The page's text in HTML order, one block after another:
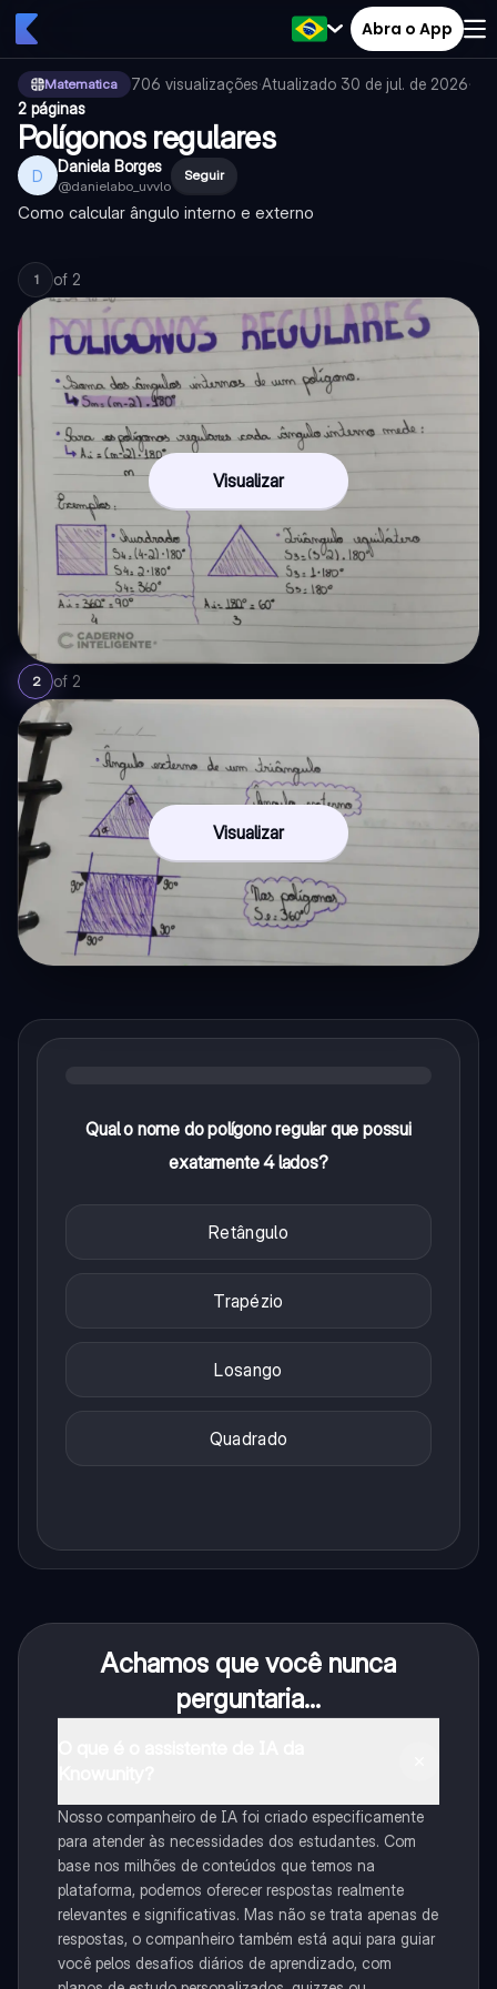
Abra o App
Matematica 706 visualizações·Atualizado 30 de jul. de 2026·
2 páginas
Polígonos regulares
D Daniela Borges
@danielabo_uvvlo
Seguir
Como calcular ângulo interno e externo
1 of 2
Visualizar
2 of 2
Visualizar
Qual o nome do polígono regular que possui
exatamente 4 lados?
Retângulo
Trapézio
Losango
Quadrado
Achamos que você nunca
perguntaria...
Nosso companheiro de IA foi criado especificamente
para atender às necessidades dos estudantes. Com
base nos milhões de conteúdos que temos na
plataforma, podemos oferecer respostas realmente
relevantes e significativas. Mas não se trata apenas de
respostas, o companheiro também está aqui para guiar
você pelos desafios diários de aprendizado, com